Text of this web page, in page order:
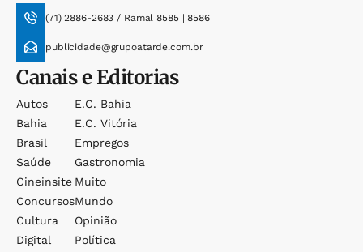
(71) 2886-2683 / Ramal 8585 | 8586
publicidade@grupoatarde.com.br
Canais e Editorias
Autos
Bahia
Brasil
Saúde
Cineinsite
Concursos
Cultura
Digital
E.c. Bahia
E.c. Vitória
Empregos
Gastronomia
Muito
Mundo
Opinião
Política